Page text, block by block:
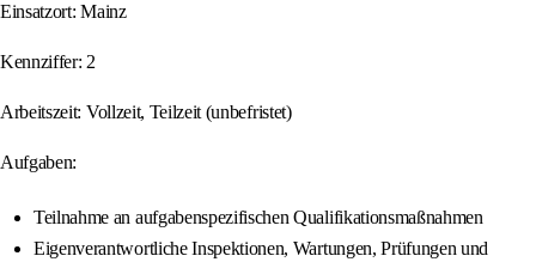
Einsatzort: Mainz
Kennziffer: 2
Arbeitszeit: Vollzeit, Teilzeit (unbefristet)
Aufgaben:
Teilnahme an aufgabenspezifischen Qualifikationsmaßnahmen
Eigenverantwortliche Inspektionen, Wartungen, Prüfungen und